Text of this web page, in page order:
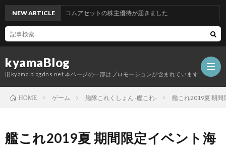
kyamaBlog
旧kyama.blogdns.net 本ページの一部はプロモーションが含まれています
NEW ARTICLEグッドコムアセットの株主優待が届きました
HOME ゲーム 艦隊これくしょん -艦これ- 艦これ2019夏 期間
艦これ2019夏 期間限定イベント海